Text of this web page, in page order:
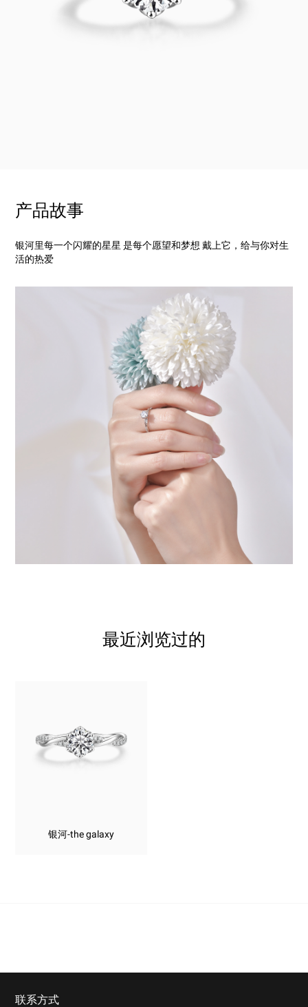
产品故事
银河里每一个闪耀的星星 是每个愿望和梦想 戴上它，给与你对生
活的热爱
最近浏览过的
银河-the galaxy
联系方式